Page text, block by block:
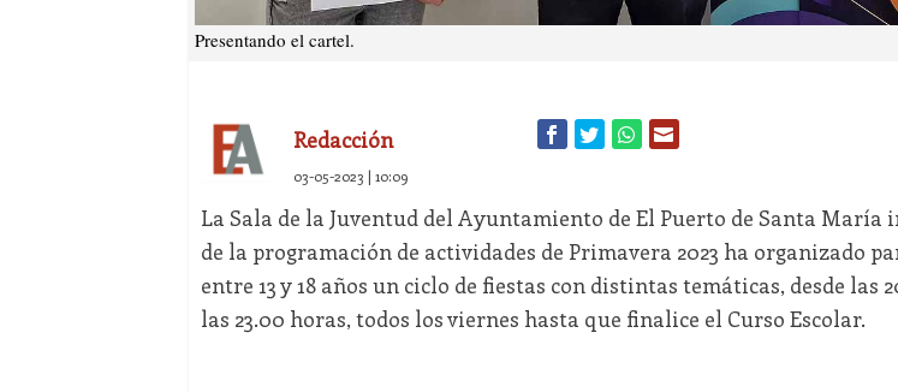
Presentando el cartel.
Redacción
03-05-2023 | 10:09
La Sala de la Juventud del Ayuntamiento de El Puerto de Santa María
de la programación de actividades de Primavera 2023 ha organizado
entre 13 y 18 años un ciclo de fiestas con distintas temáticas, desde las
las 23.00 horas, todos los viernes hasta que finalice el Curso Escolar.